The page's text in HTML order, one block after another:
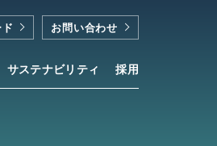
サステナビリティ 採用
お問い合わせ